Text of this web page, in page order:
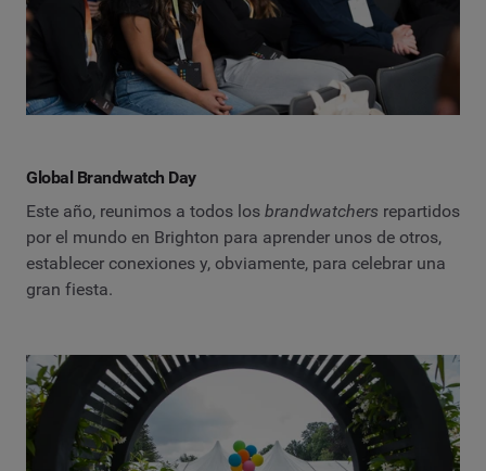
Global Brandwatch Day
Este año, reunimos a todos los brandwatchers repartidos
por el mundo en Brighton para aprender unos de otros,
establecer conexiones y, obviamente, para celebrar una
gran fiesta.